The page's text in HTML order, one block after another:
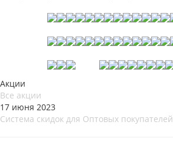
Акции
Все акции
17 июня 2023
Система скидок для Оптовых покупателей